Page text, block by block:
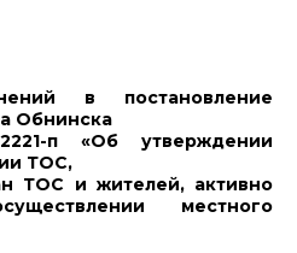
в постановление
Обнинска
п «Об утверждении
ТОС,
ТОС и жителей, активно
местного